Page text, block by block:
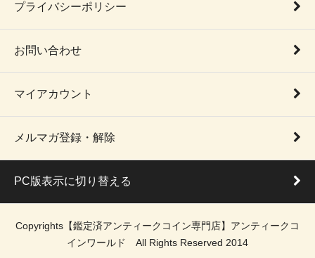
プライバシーポリシー
お問い合わせ
マイアカウント
メルマガ登録・解除
PC版表示に切り替える
Copyrights【鑑定済アンティークコイン専門店】アンティークコ
インワールド All Rights Reserved 2014